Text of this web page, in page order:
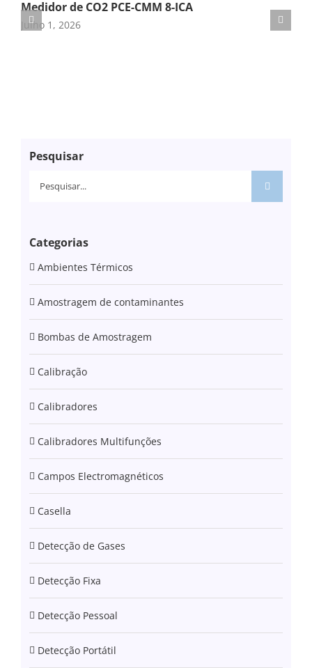
Medidor de CO2 PCE-CMM 8-ICA
Julho 1, 2026
Pesquisar
Pesquisar
Categorias
Ambientes Térmicos
Amostragem de contaminantes
Bombas de Amostragem
Calibração
Calibradores
Calibradores Multifunções
Campos Electromagnéticos
Casella
Detecção de Gases
Detecção Fixa
Detecção Pessoal
Detecção Portátil